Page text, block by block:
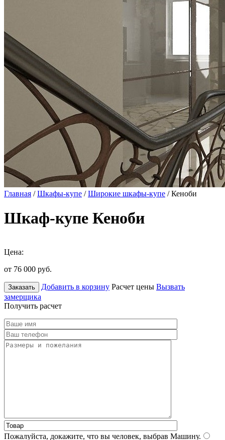
Главная /Шкафы-купе /Широкие шкафы-купе / Кеноби
Шкаф-купе Кеноби
Цена:
от 76 000 руб.
Заказать Добавить в корзину Расчет цены Вызвать
замерщика
Получить расчет
Пожалуйста, докажите, что вы человек, выбрав Машину.